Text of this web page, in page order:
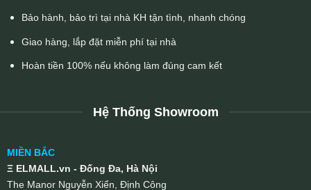
Bảo hành, bảo trì tại nhà KH tận tình, nhanh chóng
Giao hàng, lắp đặt miễn phí tại nhà
Hoàn tiền 100% nếu không làm đúng cam kết
Hệ Thống Showroom
MIỀN BẮC
Ξ ELMALL.vn - Đống Đa, Hà Nội
The Manor Nguyễn Xiển, Định Công